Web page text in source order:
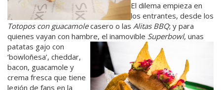
El dilema empieza en
los entrantes, desde los
Totopos con guacamolecasero o las Alitas BBQ; y para
quienes vayan con hambre, el inamovible Superbowl, unas
patatas gajo con
‘bowloñesa’, cheddar,
bacon, guacamole y
crema fresca que tiene
legión de fans en la